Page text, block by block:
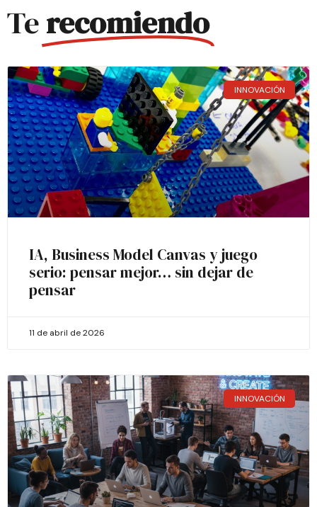
Terecomiendo
INNOVACIÓN
IA, Business Model Canvas y juego
serio: pensar mejor… sin dejar de
pensar
11 de abril de 2026
INNOVACIÓN